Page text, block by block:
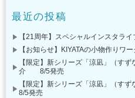
最近の投稿
【21周年】スペシャルインスタライ
【お知らせ】KIYATAの小物作りワ
【限定】新シリーズ「涼凪」（す
介 8/5発売
【限定】新シリーズ「涼凪」（
8/5発売